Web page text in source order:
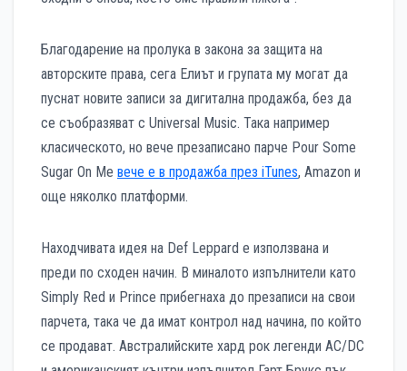
Благодарение на пролука в закона за защита на
авторските права, сега Елиът и групата му могат да
пуснат новите записи за дигитална продажба, без да
се съобразяват с Universal Music. Така например
класическото, но вече презаписано парче Pour Some
Sugаr Оn Me вече е в продажба през iTunes, Amazon и
още няколко платформи.
Находчивата идея на Def Leppard е използвана и
преди по сходен начин. В миналото изпълнители като
Simply Red и Prince прибегнаха до презаписи на свои
парчета, така че да имат контрол над начина, по който
се продават. Австралийските хард рок легенди AC/DC